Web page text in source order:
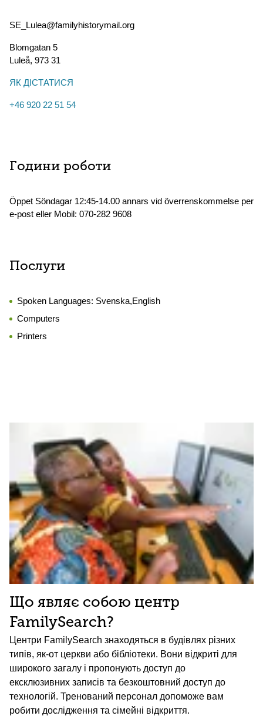
SE_Lulea@familyhistorymail.org
Blomgatan 5
Luleå, 973 31
ЯК ДІСТАТИСЯ
+46 920 22 51 54
Години роботи
Öppet Söndagar 12:45-14.00 annars vid överrenskommelse per
e-post eller Mobil: 070-282 9608
Послуги
Spoken Languages: Svenska,English
Computers
Printers
Що являє собою центр
FamilySearch?
Центри FamilySearch знаходяться в будівлях різних
типів, як-от церкви або бібліотеки. Вони відкриті для
широкого загалу і пропонують доступ до
ексклюзивних записів та безкоштовний доступ до
технологій. Тренований персонал допоможе вам
робити дослідження та сімейні відкриття.